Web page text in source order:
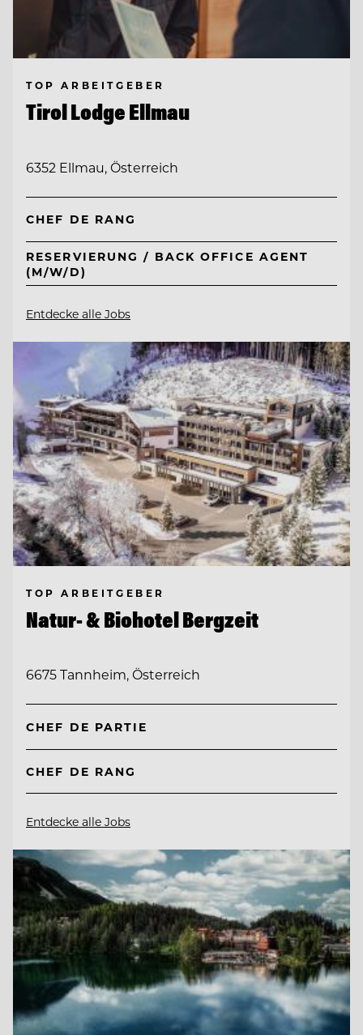
TOP ARBEITGEBER
Tirol Lodge Ellmau
6352 Ellmau, Österreich
CHEF DE RANG
RESERVIERUNG / BACK OFFICE AGENT
(M/W/D)
Entdecke alle Jobs
TOP ARBEITGEBER
Natur- & Biohotel Bergzeit
6675 Tannheim, Österreich
CHEF DE PARTIE
CHEF DE RANG
Entdecke alle Jobs